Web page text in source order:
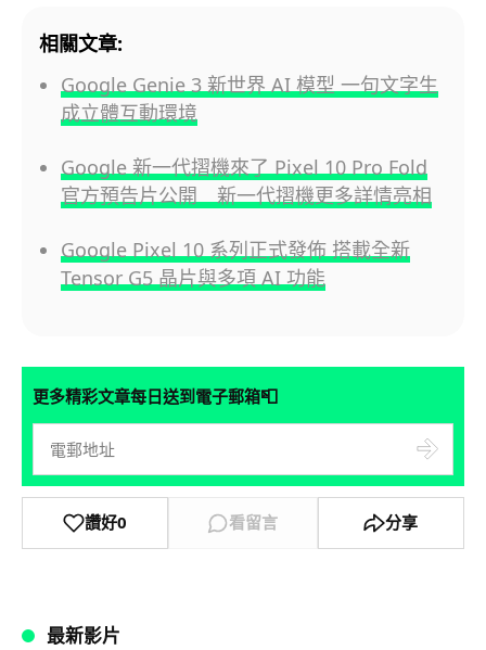
相關文章:
Google Genie 3 新世界 AI 模型 一句文字生
成立體互動環境
Google 新一代摺機來了 Pixel 10 Pro Fold
官方預告片公開 新一代摺機更多詳情亮相
Google Pixel 10 系列正式發佈 搭載全新
Tensor G5 晶片與多項 AI 功能
更多精彩文章每日送到電子郵箱📮
讚好0 看留言 分享
最新影片